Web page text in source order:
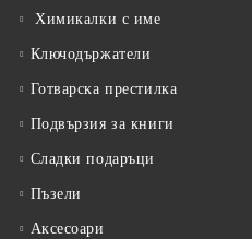
Химикалки с име
Ключодържатели
Готварска престилка
Подвързия за книги
Сладки подаръци
Пъзели
Аксесоари